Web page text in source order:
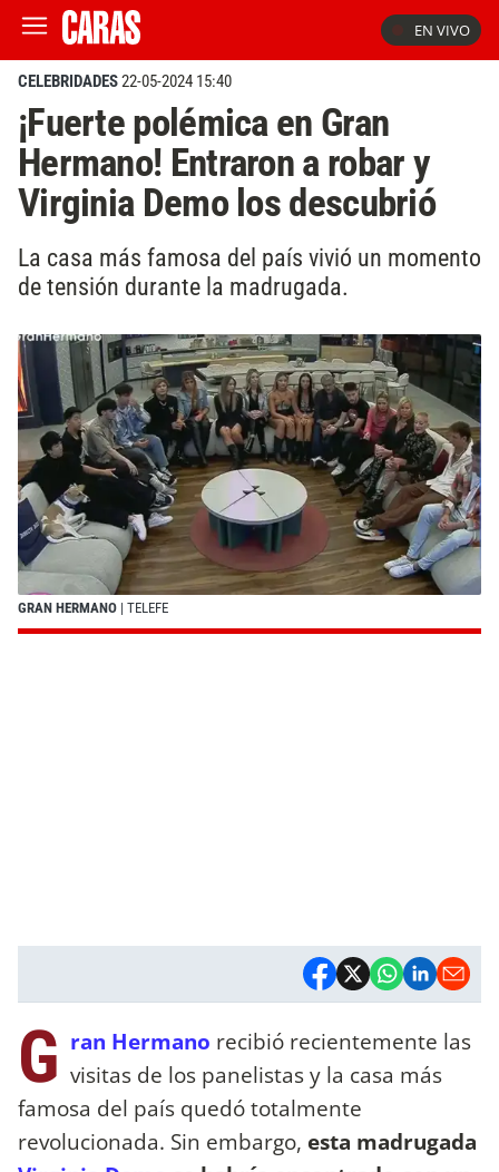
EN VIVO
CELEBRIDADES22-05-2024 15:40
¡Fuerte polémica en Gran
Hermano! Entraron a robar y
Virginia Demo los descubrió
La casa más famosa del país vivió un momento
de tensión durante la madrugada.
GRAN HERMANO | TELEFE
G ran Hermano recibió recientemente las
visitas de los panelistas y la casa más
famosa del país quedó totalmente
revolucionada. Sin embargo, esta madrugada